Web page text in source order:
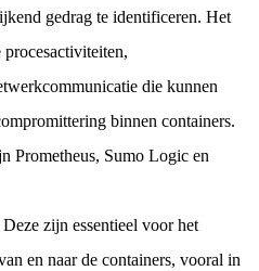
gedrag te identificeren. Het
die kunnen
binnen containers.
Prometheus, Sumo Logic en
Deze zijn essentieel voor het
en naar de containers, vooral in